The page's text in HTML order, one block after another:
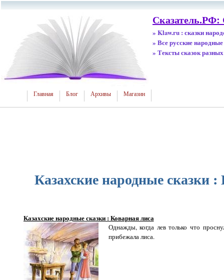
Сказатель.РФ:
» Klaw.ru : сказки
» Все русские народные
» Тексты сказок
Главная Блог Архивы Магазин
Казахские народные сказки
Казахские народные сказки : Коварная лиса
Однажды, когда лев только что
прибежала лиса.